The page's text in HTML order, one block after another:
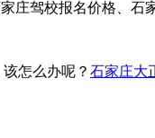
庄驾校报名价格、
怎么办呢？ 石家庄大